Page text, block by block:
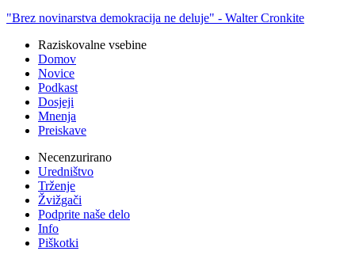
"Brez novinarstva demokracija ne deluje" - Walter Cronkite
Raziskovalne vsebine
Domov
Novice
Podkast
Dosjeji
Mnenja
Preiskave
Necenzurirano
Uredništvo
Trženje
Žvižgači
Podprite naše delo
Info
Piškotki